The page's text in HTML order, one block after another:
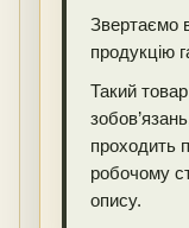
Звертаємо
продукцію
Такий
проходить
робочому
опису.